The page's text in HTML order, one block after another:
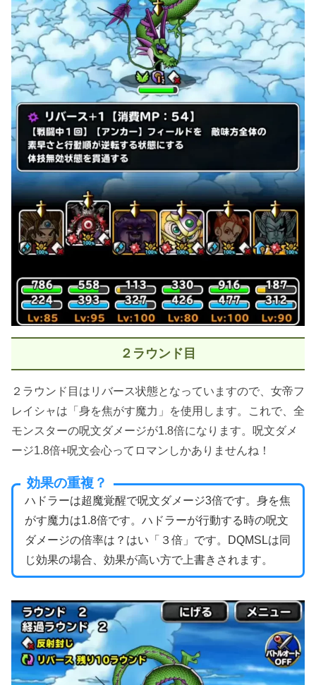
２ラウンド目
２ラウンド目はリバース状態となっていますので、女帝フ
レイシャは「身を焦がす魔力」を使用します。これで、全
モンスターの呪文ダメージが1.8倍になります。呪文ダメ
ージ1.8倍+呪文会心ってロマンしかありませんね！
効果の重複？
ハドラーは超魔覚醒で呪文ダメージ3倍です。身を焦
がす魔力は1.8倍です。ハドラーが行動する時の呪文
ダメージの倍率は？はい「３倍」です。DQMSLは同
じ効果の場合、効果が高い方で上書きされます。